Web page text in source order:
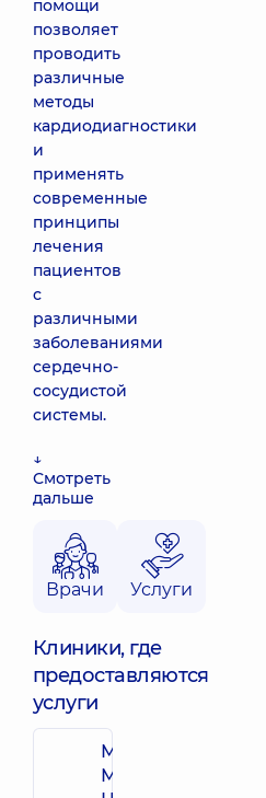
помощи
позволяет
проводить
различные
методы
кардиодиагностики
и
применять
современные
принципы
лечения
пациентов
с
различными
заболеваниями
сердечно-
сосудистой
системы.
↓
Смотреть
дальше
Врачи Услуги
Клиники, где
предоставляются
услуги
Многопрофильный
Медицинский